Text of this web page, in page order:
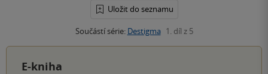
Uložit do seznamu
Součástí série: Destigma 1. díl z 5
E-kniha